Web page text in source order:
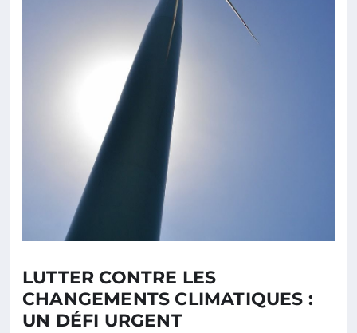
LUTTER CONTRE LES
CHANGEMENTS CLIMATIQUES :
UN DÉFI URGENT